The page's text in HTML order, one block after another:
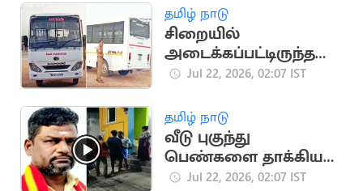
தமிழ் நாடு
சிறையில்
அடைக்கப்பட்டிருந்த
கைதி தப்பியோட்டம்
Jul 22, 2026, 02:07 IST
தமிழ் நாடு
வீடு புகுந்து
பெண்களை தாக்கிய
தவெக நிர்வாகி..
Jul 22, 2026, 02:07 IST